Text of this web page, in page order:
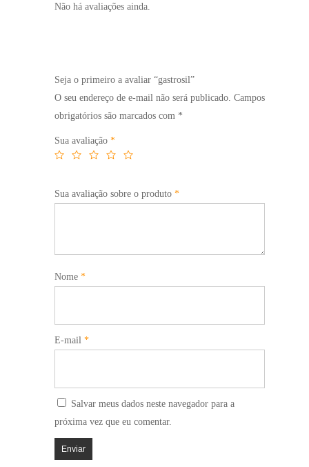
Não há avaliações ainda.
Seja o primeiro a avaliar “gastrosil”
O seu endereço de e-mail não será publicado. Campos
obrigatórios são marcados com *
Sua avaliação *
Sua avaliação sobre o produto *
Nome *
E-mail *
Salvar meus dados neste navegador para a
próxima vez que eu comentar.